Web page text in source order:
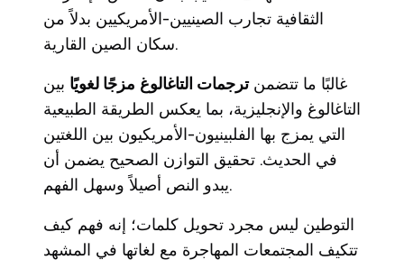
الثقافية تجارب الصينيين-الأمريكيين بدلاً من
سكان الصين القارية.
غالبًا ما تتضمنترجمات التاغالوغ مزجًا لغويًا بين
التاغالوغ والإنجليزية، بما يعكس الطريقة الطبيعية
التي يمزج بها الفلبينيون-الأمريكيون بين اللغتين
في الحديث. تحقيق التوازن الصحيح يضمن أن
يبدو النص أصيلاً وسهل الفهم.
التوطين ليس مجرد تحويل كلمات؛ إنه فهم كيف
تتكيف المجتمعات المهاجرة مع لغاتها في المشهد